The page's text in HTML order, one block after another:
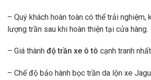
– Quý khách hoàn toàn có thể trải nghiệm,
lượng trần sau khi hoàn thiện tại cửa hàng.
– Giá thành độ trần xe ô tô cạnh tranh
– Chế độ bảo hành bọc trần da lộn xe